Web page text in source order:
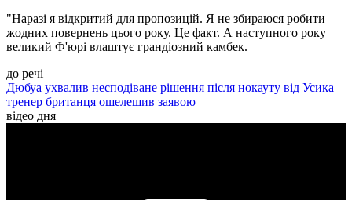
"Наразі я відкритий для пропозицій. Я не збираюся робити
жодних повернень цього року. Це факт. А наступного року
великий Ф'юрі влаштує грандіозний камбек.
до речі
Дюбуа ухвалив несподіване рішення після нокауту від Усика –
тренер британця ошелешив заявою
відео дня